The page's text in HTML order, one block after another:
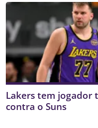
Lakers tem jogador
contra o Suns